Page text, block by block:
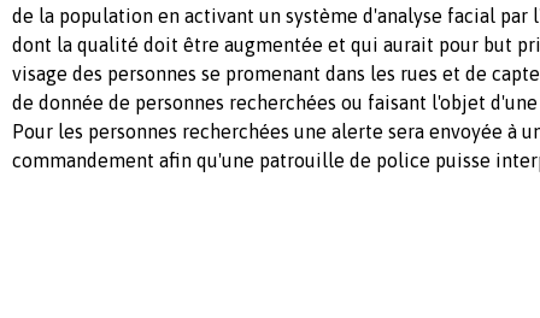
de la population en activant un système d'analyse facial par
dont la qualité doit être augmentée et qui aurait pour but
visage des personnes se promenant dans les rues et de
de donnée de personnes recherchées ou faisant l'objet
Pour les personnes recherchées une alerte sera envoyée à
commandement afin qu'une patrouille de police puisse